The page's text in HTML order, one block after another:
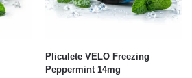
Pliculete VELO Freezing
Peppermint 14mg